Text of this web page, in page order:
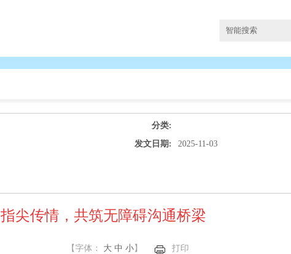
分类:
发文日期:
2025-11-03
指尖传情，共筑无障碍沟通桥梁
【字体： 大 中 小】 打印